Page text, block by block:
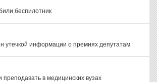
беспилотник
утечкой информации о премиях депутатам
в медицинских вузах